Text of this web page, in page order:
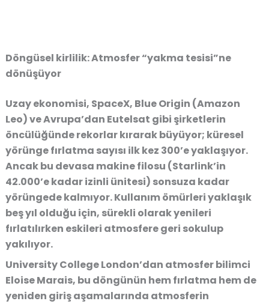
Döngüsel kirlilik: Atmosfer “yakma tesisi”ne
dönüşüyor
Uzay ekonomisi, SpaceX, Blue Origin (Amazon
Leo) ve Avrupa’dan Eutelsat gibi şirketlerin
öncülüğünde rekorlar kırarak büyüyor; küresel
yörünge fırlatma sayısı ilk kez 300’e yaklaşıyor.
Ancak bu devasa makine filosu (Starlink’in
42.000’e kadar izinli ünitesi) sonsuza kadar
yörüngede kalmıyor. Kullanım ömürleri yaklaşık
beş yıl olduğu için, sürekli olarak yenileri
fırlatılırken eskileri atmosfere geri sokulup
yakılıyor.
University College London’dan atmosfer bilimci
Eloise Marais, bu döngünün hem fırlatma hem de
yeniden giriş aşamalarında atmosferin